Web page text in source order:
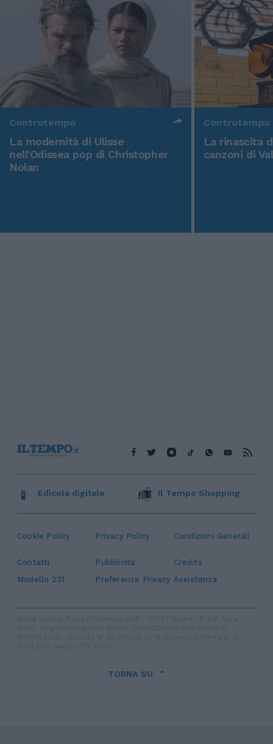
Controtempo
La modernità di Ulisse
nell'Odissea pop di Christopher
Nolan
Controtempo
La rinascita
canzoni di
Cookie Policy Privacy Policy Condizioni Generali
Contatti Pubblicità
Credits
Modello 231
Preferenze Privacy Assistenza
Edicola digitale Il Tempo Shopping
TORNA SU